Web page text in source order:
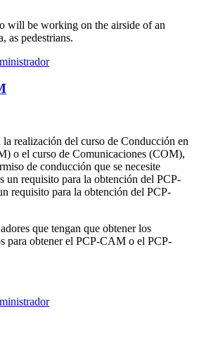
will be working on the airside of an
as pedestrians.
realización del curso de Conducción en
o el curso de Comunicaciones (COM),
de conducción que se necesite
un requisito para la obtención del PCP-
requisito para la obtención del PCP-
que tengan que obtener los
para obtener el PCP-CAM o el PCP-